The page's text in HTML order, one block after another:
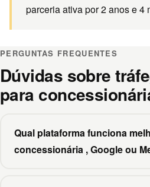
parceria ativa por 2 anos e 4
PERGUNTAS FREQUENTES
Dúvidas sobre
para
Qual plataforma funciona
concessionária , Google ou